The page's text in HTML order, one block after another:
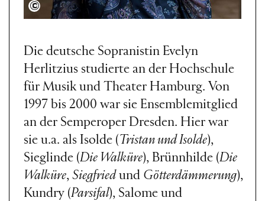
Jasmin Zwick
Die deutsche Sopranistin Evelyn
Herlitzius studierte an der Hochschule
für Musik und Theater Hamburg. Von
1997 bis 2000 war sie Ensemblemitglied
an der Semperoper Dresden. Hier war
sie u.a. als Isolde (Tristan und Isolde),
Sieglinde (Die Walküre), Brünnhilde (Die
Walküre, Siegfried und Götterdämmerung),
Kundry (Parsifal), Salome und